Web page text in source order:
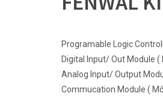
Programable Logic
Digital Input/ Out Module
Analog Input/ Output
Commucation Module (